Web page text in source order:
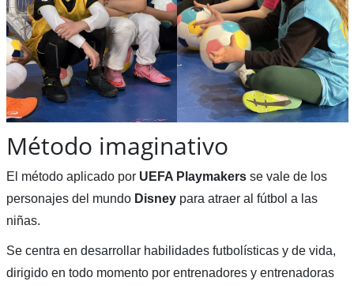
Método imaginativo
El método aplicado por UEFA Playmakersse vale de los
personajes del mundo Disneypara atraer al fútbol a las
niñas.
Se centra en desarrollar habilidades futbolísticas y de vida,
dirigido en todo momento por entrenadores y entrenadoras